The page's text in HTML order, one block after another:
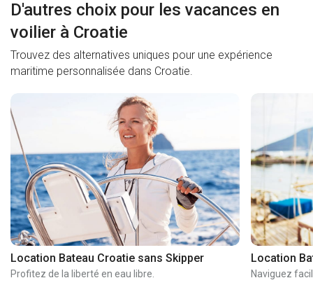
D'autres choix pour les vacances en
voilier à Croatie
Trouvez des alternatives uniques pour une expérience
maritime personnalisée dans Croatie.
Location Bateau Croatie sans Skipper
Profitez de la liberté en eau libre.
Location
Naviguez